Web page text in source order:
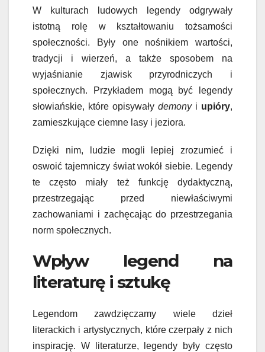
W kulturach ludowych legendy odgrywały
istotną rolę w kształtowaniu tożsamości
społeczności. Były one nośnikiem wartości,
tradycji i wierzeń, a także sposobem na
wyjaśnianie zjawisk przyrodniczych i
społecznych. Przykładem mogą być legendy
słowiańskie, które opisywały demonyi upióry,
zamieszkujące ciemne lasy i jeziora.
Dzięki nim, ludzie mogli lepiej zrozumieć i
oswoić tajemniczy świat wokół siebie. Legendy
te często miały też funkcję dydaktyczną,
przestrzegając przed niewłaściwymi
zachowaniami i zachęcając do przestrzegania
norm społecznych.
Wpływ legend na
literaturę i sztukę
Legendom zawdzięczamy wiele dzieł
literackich i artystycznych, które czerpały z nich
inspirację. W literaturze, legendy były często